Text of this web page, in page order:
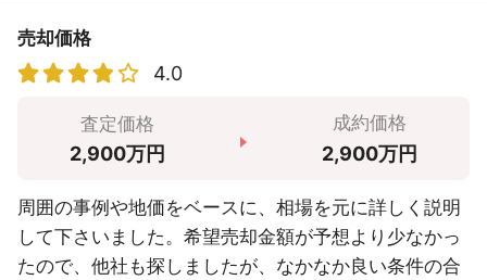
売却価格
4.0
査定価格
2,900万円
成約価格
2,900万円
周囲の事例や地価をベースに、相場を元に詳しく説明
して下さいました。希望売却金額が予想より少なかっ
たので、他社も探しましたが、なかなか良い条件の合